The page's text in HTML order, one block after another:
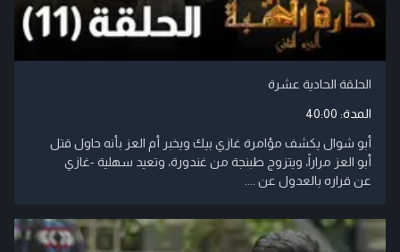
الحلقة الحادية عشرة
المدة: 40:00
أبو شوال يكشف مؤامرة غازي بيك ويخبر أم العز بأنه حاول قتل
أبو العز مراراً، ويتزوج طبنجة من غندورة، وتعيد سهلية -غازي
عن قراره بالعدول عن ....